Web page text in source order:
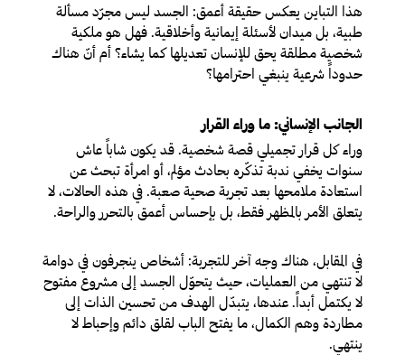
هذا التباين يعكس حقيقة أعمق: الجسد ليس مجرّد مسألة
طبية، بل ميدان لأسئلة إيمانية وأخلاقية. فهل هو ملكية
شخصية مطلقة يحق للإنسان تعديلها كما يشاء؟ أم أنّ هناك
حدوداً شرعية ينبغي احترامها؟
الجانب الإنساني: ما وراء القرار
وراء كل قرار تجميلي قصة شخصية. قد يكون شاباً عاش
سنوات يخفي ندبة تذكّره بحادث مؤلم، أو امرأة تبحث عن
استعادة ملامحها بعد تجربة صحية صعبة. في هذه الحالات، لا
يتعلق الأمر بالمظهر فقط، بل بإحساس أعمق بالتحرر والراحة.
في المقابل، هناك وجه آخر للتجربة: أشخاص ينجرفون في دوامة
لا تنتهي من العمليات، حيث يتحوّل الجسد إلى مشروع مفتوح
لا يكتمل أبداً. عندها، يتبدّل الهدف من تحسين الذات إلى
مطاردة وهم الكمال، ما يفتح الباب لقلق دائم وإحباط لا
ينتهي.